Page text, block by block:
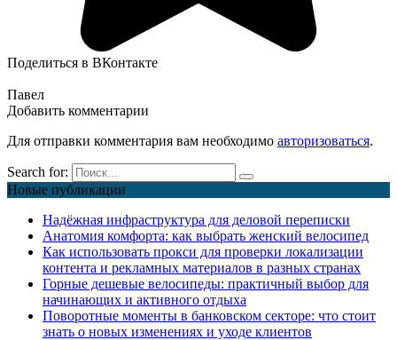
Поделиться в ВКонтакте
Павел
Добавить комментарии
Для отправки комментария вам необходимо авторизоваться.
Search for:
Новые публикации
Надёжная инфраструктура для деловой переписки
Анатомия комфорта: как выбрать женский велосипед
Как использовать прокси для проверки локализации
контента и рекламных материалов в разных странах
Горные дешевые велосипеды: практичный выбор для
начинающих и активного отдыха
Поворотные моменты в банковском секторе: что стоит
знать о новых изменениях и уходе клиентов